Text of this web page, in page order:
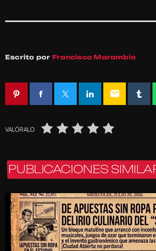
Escrito por Francisco Marambio
email
VALÓRALO
PUBLICACIONES